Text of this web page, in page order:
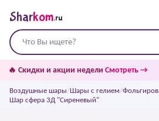
Sharkom.ru
🔥 Скидки и акции недели Смотреть →
Воздушные шары/Шары с гелием/
Шар сфера 3Д "Сиреневый"